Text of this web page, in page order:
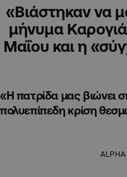
«Βιάστηκαν να
μήνυμα
Μαΐου και η
«Η πατρίδα μας βιώνει
πολυεπίπεδη κρίση